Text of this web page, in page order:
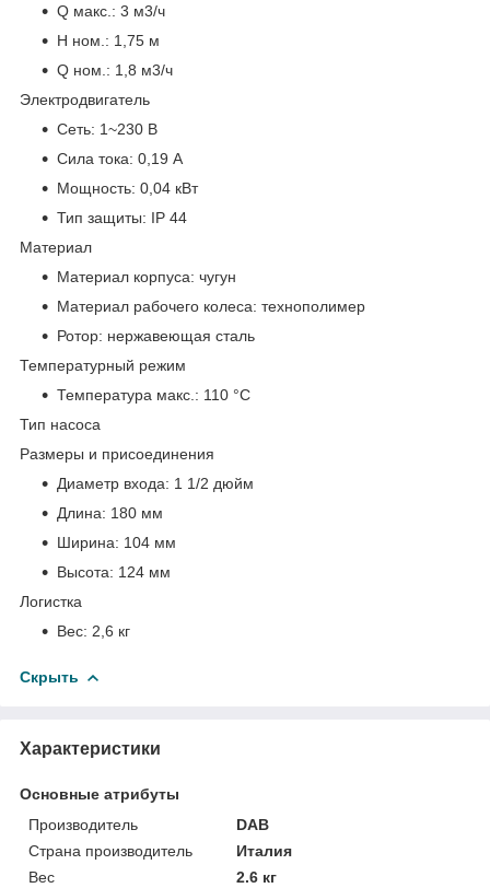
Q макс.: 3 м3/ч
H ном.: 1,75 м
Q ном.: 1,8 м3/ч
Электродвигатель
Сеть: 1~230 В
Сила тока: 0,19 А
Мощность: 0,04 кВт
Тип защиты: IP 44
Материал
Материал корпуса: чугун
Материал рабочего колеса: технополимер
Ротор: нержавеющая сталь
Температурный режим
Температура макс.: 110 °С
Тип насоса
Размеры и присоединения
Диаметр входа: 1 1/2 дюйм
Длина: 180 мм
Ширина: 104 мм
Высота: 124 мм
Логистка
Вес: 2,6 кг
Скрыть
Характеристики
Основные атрибуты
Производитель
DAB
Страна производитель
Италия
Вес
2.6 кг